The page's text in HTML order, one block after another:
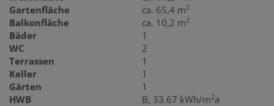
Gartenfläche ca. 65,4 m2
Balkonfläche ca. 10,2 m2
Bäder
1
WC
2
Terrassen
1
Keller
1
Gärten
1
HWB
B, 33.67 kWh/m2a